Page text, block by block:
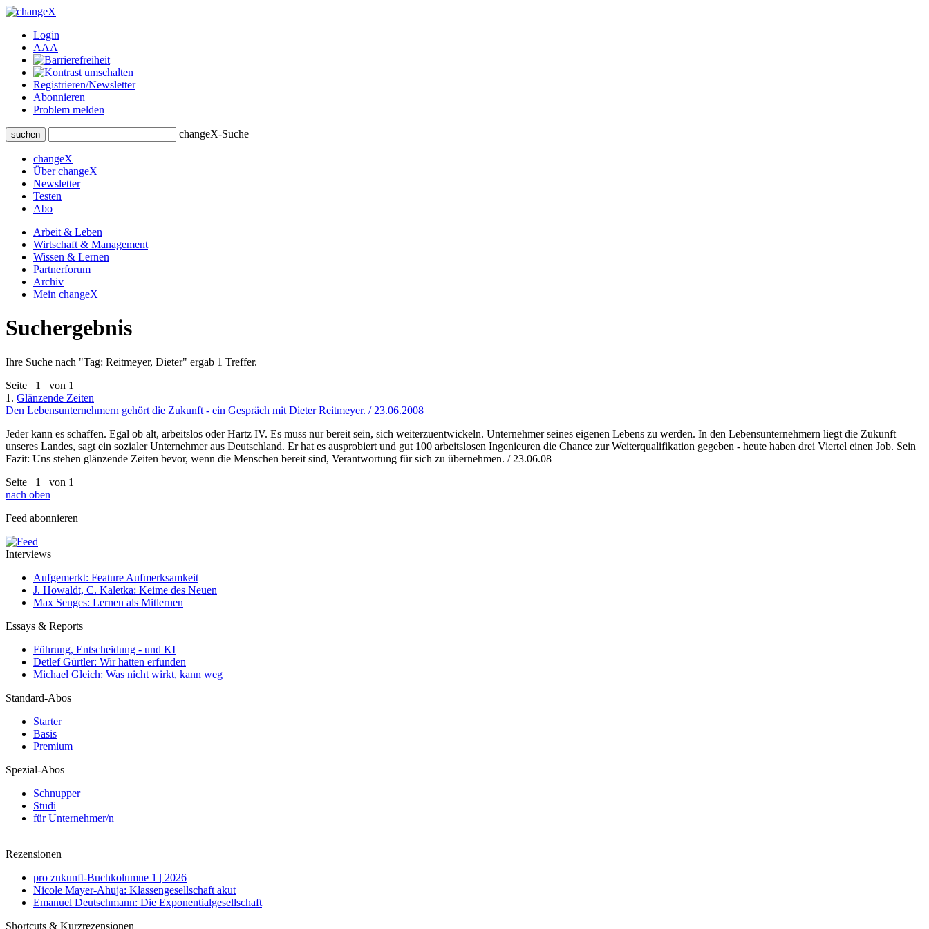
Login
AAA
Registrieren/Newsletter
Abonnieren
Problem melden
suchen changeX-Suche
changeX
Über changeX
Newsletter
Testen
Abo
Arbeit & Leben
Wirtschaft & Management
Wissen & Lernen
Partnerforum
Archiv
Mein changeX
Suchergebnis
Ihre Suche nach "Tag: Reitmeyer, Dieter" ergab 1 Treffer.
Seite 1
von 1
1. Glänzende Zeiten
Den Lebensunternehmern gehört die Zukunft - ein Gespräch mit Dieter Reitmeyer. / 23.06.2008
Jeder kann es schaffen. Egal ob alt, arbeitslos oder Hartz IV. Es muss nur bereit sein, sich weiterzuentwickeln. Unternehmer seines eigenen Lebens zu werden. In den Lebensunternehmern liegt die Zukunft
unseres Landes, sagt ein sozialer Unternehmer aus Deutschland. Er hat es ausprobiert und gut 100 arbeitslosen Ingenieuren die Chance zur Weiterqualifikation gegeben - heute haben drei Viertel einen Job. Sein
Fazit: Uns stehen glänzende Zeiten bevor, wenn die Menschen bereit sind, Verantwortung für sich zu übernehmen. / 23.06.08
Seite 1
von 1
nach oben
Feed abonnieren
Interviews
Aufgemerkt: Feature Aufmerksamkeit
J. Howaldt, C. Kaletka: Keime des Neuen
Max Senges: Lernen als Mitlernen
Essays & Reports
Führung, Entscheidung - und KI
Detlef Gürtler: Wir hatten erfunden
Michael Gleich: Was nicht wirkt, kann weg
Standard-Abos
Starter
Basis
Premium
Spezial-Abos
Schnupper
Studi
für Unternehmer/n
Rezensionen
pro zukunft-Buchkolumne 1 | 2026
Nicole Mayer-Ahuja: Klassengesellschaft akut
Emanuel Deutschmann: Die Exponentialgesellschaft
Shortcuts & Kurzrezensionen